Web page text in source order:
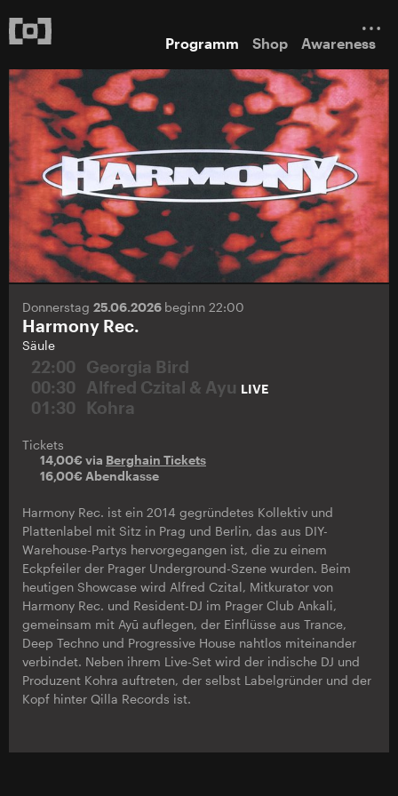
Programm Shop Awareness
Donnerstag 25.06.2026 beginn 22:00
Harmony Rec.
Säule
22:00
Georgia Bird
00:30
Alfred Czital & Ayu LIVE
01:30 Kohra
Tickets
14,00€ via Berghain Tickets
16,00€ Abendkasse
Harmony Rec. ist ein 2014 gegründetes Kollektiv und
Plattenlabel mit Sitz in Prag und Berlin, das aus DIY-
Warehouse-Partys hervorgegangen ist, die zu einem
Eckpfeiler der Prager Underground-Szene wurden. Beim
heutigen Showcase wird Alfred Czital, Mitkurator von
Harmony Rec. und Resident-DJ im Prager Club Ankali,
gemeinsam mit Ayū auflegen, der Einflüsse aus Trance,
Deep Techno und Progressive House nahtlos miteinander
verbindet. Neben ihrem Live-Set wird der indische DJ und
Produzent Kohra auftreten, der selbst Labelgründer und der
Kopf hinter Qilla Records ist.